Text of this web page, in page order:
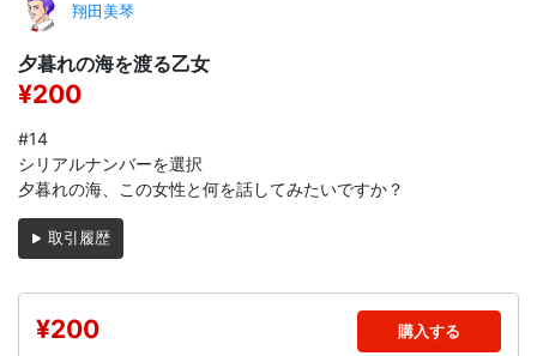
翔田美琴
夕暮れの海を渡る乙女
¥200
#14
シリアルナンバーを選択
夕暮れの海、この女性と何を話してみたいですか？
取引履歴
¥200 購入する